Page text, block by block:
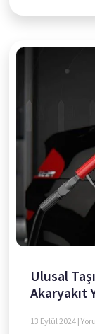
Ulusal
Akaryakıt
13 Eylül 2024